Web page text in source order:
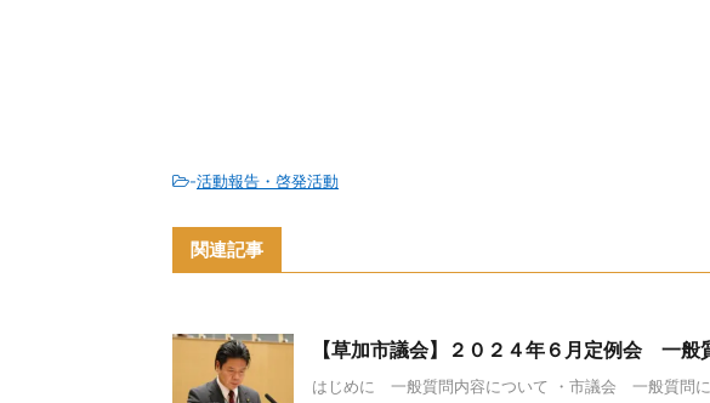
-活動報告・啓発活動
関連記事
【草加市議会】２０２４年６月定例会 一般
はじめに 一般質問内容について ・市議会 一般質問に